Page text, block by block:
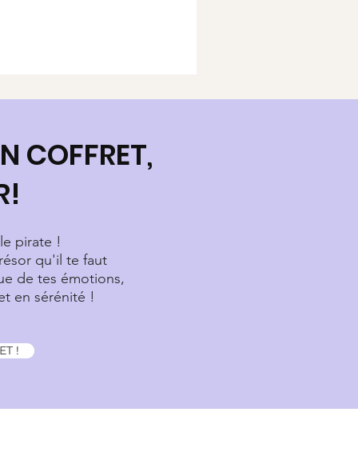
COFFRET,
pirate !
qu'il te faut
de tes émotions,
en sérénité !
!